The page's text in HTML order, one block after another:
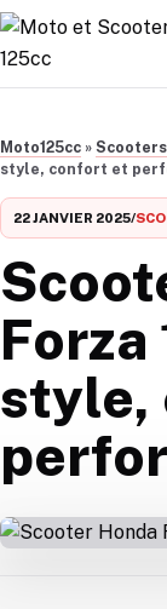
Aller au contenu
Moto125cc » Scooters
style, confort et
22 JANVIER 2025/
Forza
style,